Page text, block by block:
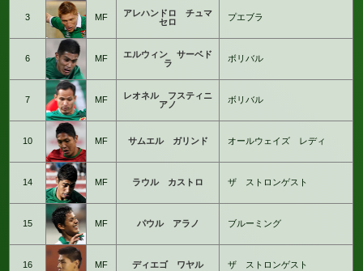
3 MF
アレハンドロ チュマ
セロ
プエブラ
6 MF
エルウィン サーベド
ラ
ボリバル
7 MF
レオネル フスティニ
アノ
ボリバル
10 MF サムエル ガリンド オールウェイズ レディ
14 MF ラウル カストロ ザ ストロンゲスト
15 MF パウル アラノ ブルーミング
16 MF ディエゴ ワヤル ザ ストロンゲスト